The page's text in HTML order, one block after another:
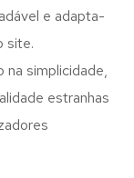
e adapta-
site.
na simplicidade,
estranhas